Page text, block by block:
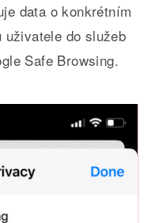
data o konkrétním
uživatele do služeb
Safe Browsing.